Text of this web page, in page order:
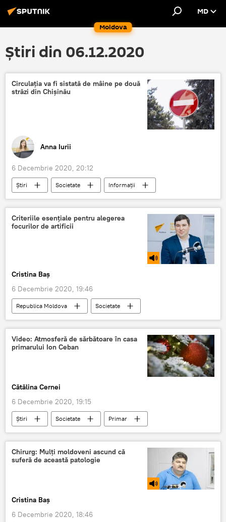
Moldova
MD
Știri din 06.12.2020
Circulația va fi sistată de mâine pe două
străzi din Chișinău
Anna Iurii
6 Decembrie 2020, 20:12
Știri Societate
Informații
Circulația rutieră
sistată
străzi
Chișinău
Criteriile esențiale pentru alegerea
focurilor de artificii
Cristina Baș
6 Decembrie 2020, 19:46
Republica Moldova
Societate
Podcasturi
Podcasturi
focuri de artificii
Video: Atmosferă de sărbătoare în casa
primarului Ion Ceban
Cătălina Cernei
6 Decembrie 2020, 19:15
Știri Societate
Primar
brad
Chirurg: Mulți moldoveni ascund că
suferă de această patologie
Cristina Baș
6 Decembrie 2020, 18:46